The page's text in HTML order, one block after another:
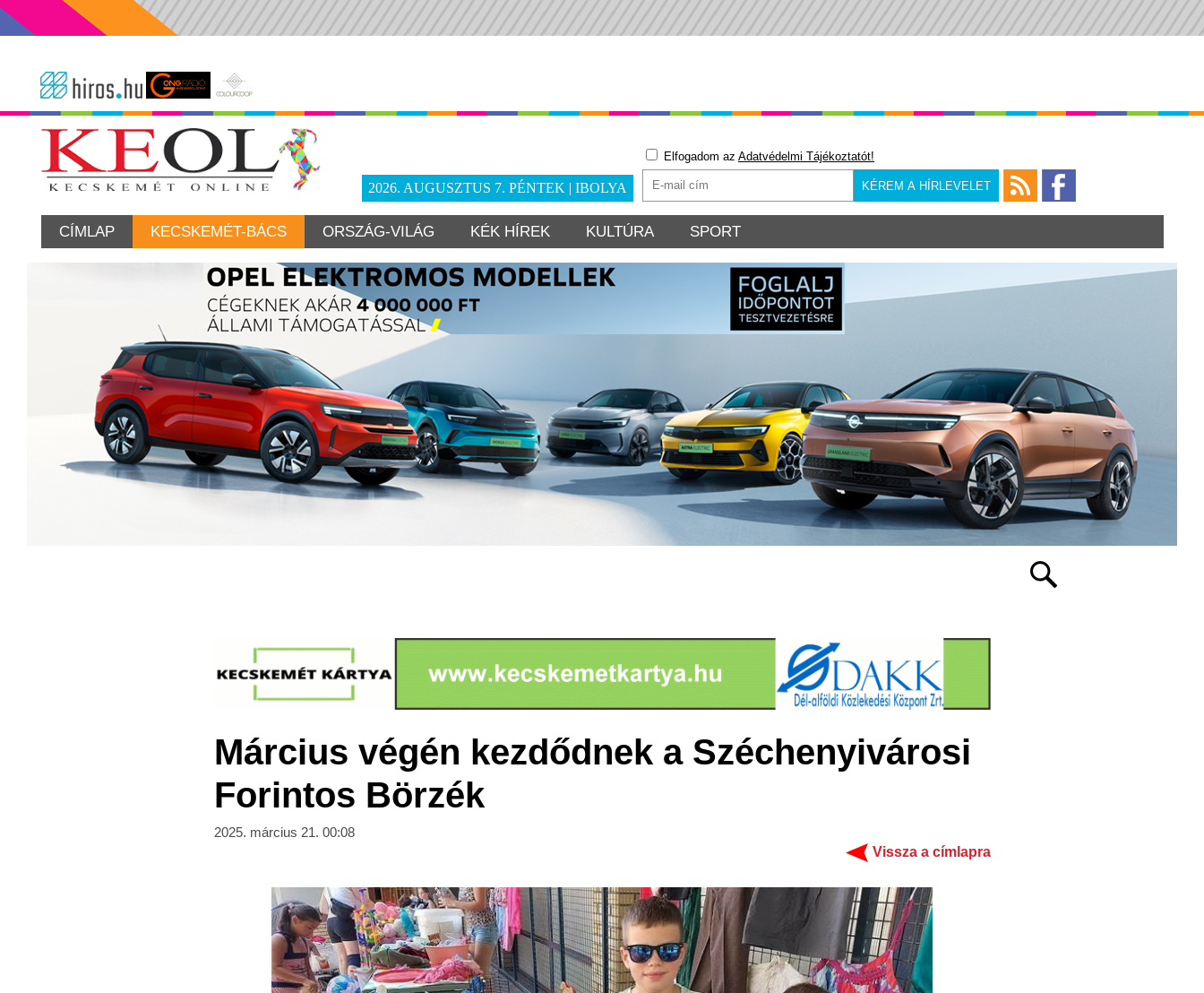
2026. AUGUSZTUS 7. PÉNTEK | IBOLYA
Elfogadom az Adatvédelmi Tájékoztatót!
CÍMLAP KECSKEMÉT-BÁCS ORSZÁG-VILÁG KÉK HÍREK KULTÚRA SPORT
Március végén kezdődnek a Széchenyivárosi
Forintos Börzék
2025. március 21. 00:08
Vissza a címlapra